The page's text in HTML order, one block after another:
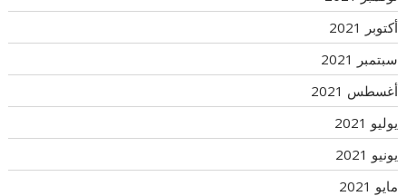
أكتوبر 2021
سبتمبر 2021
أغسطس 2021
يوليو 2021
يونيو 2021
مايو 2021